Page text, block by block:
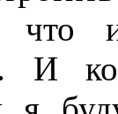
что
И